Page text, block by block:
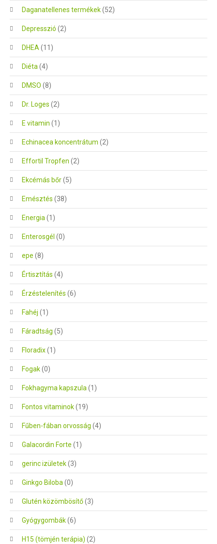
Daganatellenes termékek(52)
Depresszió (2)
DHEA(11)
Diéta(4)
DMSO (8)
Dr. Loges (2)
E vitamin (1)
Echinacea koncentrátum (2)
Effortil Tropfen (2)
Ekcémás bőr(5)
Emésztés (38)
Energia(1)
Enterosgél (0)
epe (8)
Értisztítás (4)
Érzéstelenítés (6)
Fahéj (1)
Fáradtság (5)
Floradix(1)
Fogak(0)
Fokhagyma kapszula(1)
Fontos vitaminok(19)
Fűben-fában orvosság (4)
Galacordin Forte (1)
gerinc izületek(3)
Ginkgo Biloba(0)
Glutén közömbösítő(3)
Gyógygombák(6)
H15 (tömjén terápia) (2)